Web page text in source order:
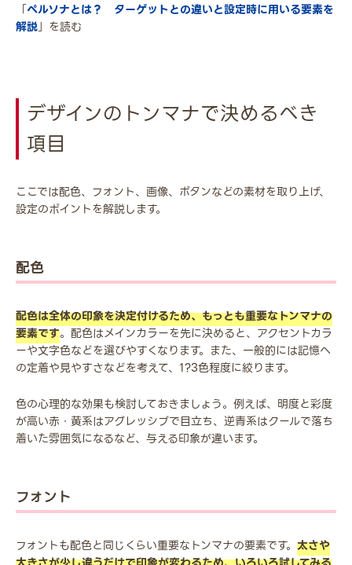
「ペルソナとは？ ターゲットとの違いと設定時に用いる要素を
解説」を読む
デザインのトンマナで決めるべき
項目
ここでは配色、フォント、画像、ボタンなどの素材を取り上げ、
設定のポイントを解説します。
配色
配色は全体の印象を決定付けるため、もっとも重要なトンマナの
要素です。配色はメインカラーを先に決めると、アクセントカラ
ーや文字色などを選びやすくなります。また、一般的には記憶へ
の定着や見やすさなどを考えて、1?3色程度に絞ります。
色の心理的な効果も検討しておきましょう。例えば、明度と彩度
が高い赤・黄系はアグレッシブで目立ち、逆青系はクールで落ち
着いた雰囲気になるなど、与える印象が違います。
フォント
フォントも配色と同じくらい重要なトンマナの要素です。 太さや